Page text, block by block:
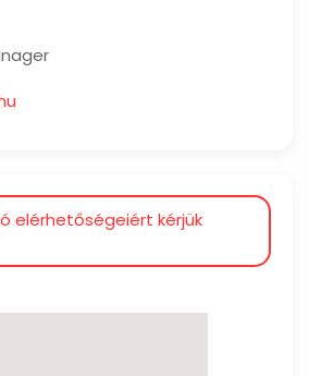
elérhetőségeiért kérjük